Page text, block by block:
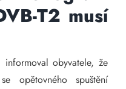
T2 musí
informoval obyvatele, že
opětovného spuštění